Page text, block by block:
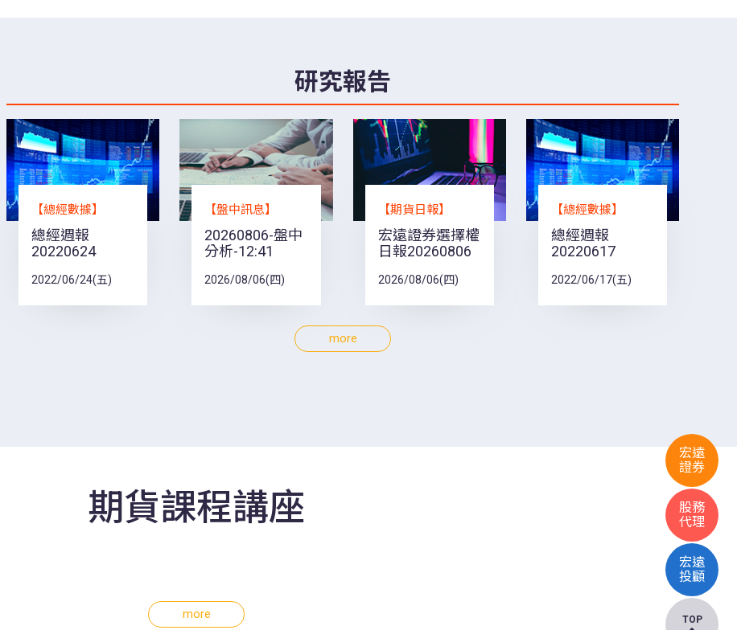
研究報告
【總經數據】
總經週報
20220624
2022/06/24(五)
【盤中訊息】
20260806-盤中
分析-12:41
2026/08/06(四)
【期貨日報】
宏遠證券選擇權
日報20260806
2026/08/06(四)
【總經數據】
總經週報
20220617
2022/06/17(五)
more
期貨課程講座
more
宏遠
證券
股務
代理
宏遠
投顧
TOP